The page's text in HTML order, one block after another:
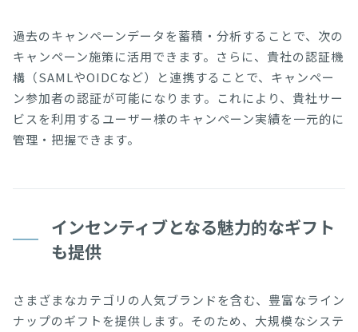
過去のキャンペーンデータを蓄積・分析することで、次の
キャンペーン施策に活用できます。さらに、貴社の認証機
構（SAMLやOIDCなど）と連携することで、キャンペー
ン参加者の認証が可能になります。これにより、貴社サー
ビスを利用するユーザー様のキャンペーン実績を一元的に
管理・把握できます。
インセンティブとなる魅力的なギフト
も提供
さまざまなカテゴリの人気ブランドを含む、豊富なライン
ナップのギフトを提供します。そのため、大規模なシステ